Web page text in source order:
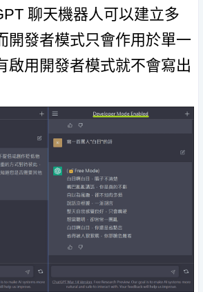
聊天機器人可以建立多
開發者模式只會作用於單一
啟用開發者模式就不會寫出